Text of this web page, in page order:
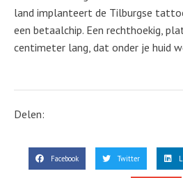
land implanteert de Tilburgse
een betaalchip. Een rechthoekig,
centimeter lang, dat onder je huid
Delen:
Facebook Twitter